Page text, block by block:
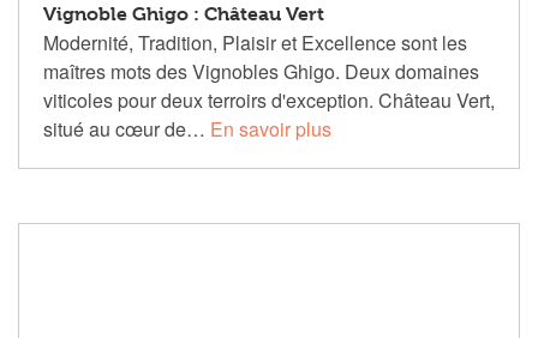
Vignoble Ghigo : Château Vert
Modernité, Tradition, Plaisir et Excellence sont les
maîtres mots des Vignobles Ghigo. Deux domaines
viticoles pour deux terroirs d'exception. Château Vert,
situé au cœur de… En savoir plus